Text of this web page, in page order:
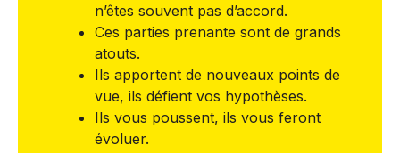
n’êtes souvent pas d’accord.
Ces parties prenante sont de grands
atouts.
Ils apportent de nouveaux points de
vue, ils défient vos hypothèses.
Ils vous poussent, ils vous feront
évoluer.